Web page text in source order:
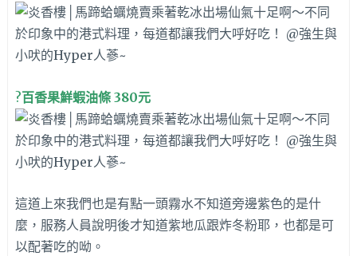
?百香果鮮蝦油條 380元
這道上來我們也是有點一頭霧水不知道旁邊紫色的是什
麼，服務人員說明後才知道紫地瓜跟炸冬粉耶，也都是可
以配著吃的呦。